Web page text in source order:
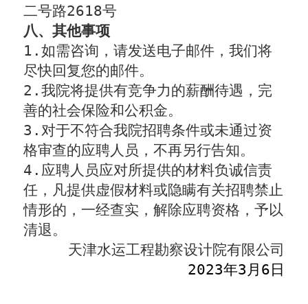
二号路2618号
八、其他事项
1.如需咨询，请发送电子邮件，我们将
尽快回复您的邮件。
2.我院将提供有竞争力的薪酬待遇，完
善的社会保险和公积金。
3. 对于不符合我院招聘条件或未通过资
格审查的应聘人员，不再另行告知。
4. 应聘人员应对所提供的材料负诚信责
任，凡提供虚假材料或隐瞒有关招聘禁止
情形的，一经查实，解除应聘资格，予以
清退。
天津水运工程勘察设计院有限公司
2023年3 月 6 日